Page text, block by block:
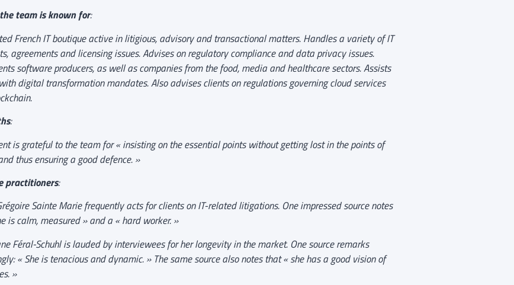
team is known for:
French IT boutique active in litigious, advisory and transactional matters. Handles a variety of IT
agreements and licensing issues. Advises on regulatory compliance and data privacy issues.
software producers, as well as companies from the food, media and healthcare sectors. Assists
digital transformation mandates. Also advises clients on regulations governing cloud services
:
is grateful to the team for « insisting on the essential points without getting lost in the points of
thus ensuring a good defence. »
practitioners:
Sainte Marie frequently acts for clients on IT-related litigations. One impressed source notes
is calm, measured » and a « hard worker. »
Féral-Schuhl is lauded by interviewees for her longevity in the market. One source remarks
« She is tenacious and dynamic. » The same source also notes that « she has a good vision of
»